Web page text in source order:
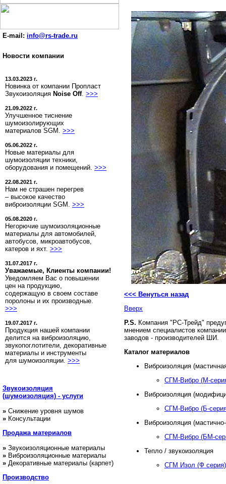
E-mail: info@rs-trade.ru
Новости компании
13.03.2023 г.
Новинка от компании Пропласт
Звукоизоляция Noise Off. >>>
21.09.2022 г.
Улучшенное тиснение
шумоизолирующих
материалов SGM. >>>
05.06.2022 г.
Новые материалы для
шумоизоляции техники,
оборудования и помещений. >>>
22.08.2021 г.
Нам не страшен перегрев
– высокое качество
виброизоляции SGM. >>>
05.08.2020 г.
Негорючие шумоизоляционные
материалы для автомобилей,
автобусов, микроавтобусов,
катеров и яхт. >>>
31.07.2017 г.
Уважаемые, Клиенты компании!
Уведомляем Вас о повышении
цен на продукцию,
содержащую в своем составе
поролоны и их производные.
>>>
19.07.2017 г.
Продукция нашей компании
делится на виброизоляцию,
звукопоглотители, декоративные
материалы и инструменты
для шумоизоляции. >>>
Звукоизоляция
(шумоизоляция) - услуги
» Снижение уровня шумов
» Консультации
Продажаматериалов
» Звукоизоляционные материалы
» Виброизоляционные материалы
» Декоративные материалы (карпет)
Производство
<<< Венуться назад
Вверх
P.S. Компания "РС-Трейд"
мнением специалистов
заводов - производителей ШИ.
Каталог материалов
Виброизоляция
СГМ-Вибро (М-
Виброизоляция
СГМ-Вибро (Б-
Виброизоляция
СГМ-Вибро (БМ-
Тепло / звукоизоляция
СГМ Изол (Ф серия)